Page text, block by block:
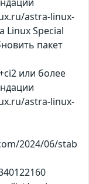
astra-linux-
Linux Special
пакет
или более
astra-linux-
2024/06/stab